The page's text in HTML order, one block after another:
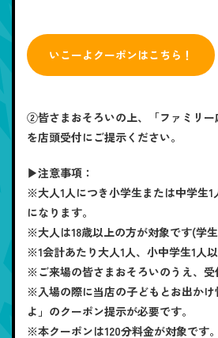
いこーよクーポンはこちら！
②皆さまおそろいの上、「ファミリー
を店頭受付にご提示ください。
▶注意事項：
※大人1人につき小学生または中学生1
になります。
※大人は18歳以上の方が対象です(学生
※1会計あたり大人1人、小中学生1人以
※ご来場の皆さまおそろいのうえ、受
※入場の際に当店の子どもとお出かけ
よ」のクーポン提示が必要です。
※本クーポンは120分料金が対象です。